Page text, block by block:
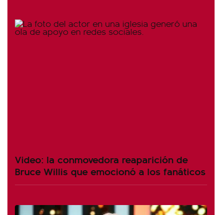
Video: la conmovedora reaparición de
Bruce Willis que emocionó a los fanáticos